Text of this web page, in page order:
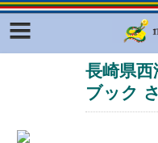
長崎県
ブック
Facebook
ふくいろキラリプロジェ
東京観光デジタルパンフ
ラリー（TOKYO Brochures